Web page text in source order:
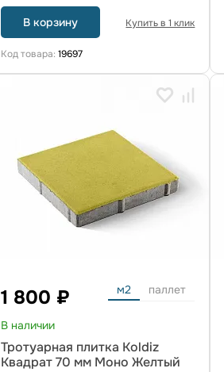
В корзину Купить в 1 клик
Код товара:19697
1 800 ₽ м2 паллет
В наличии
Тротуарная плитка Koldiz
Квадрат 70 мм Моно Желтый